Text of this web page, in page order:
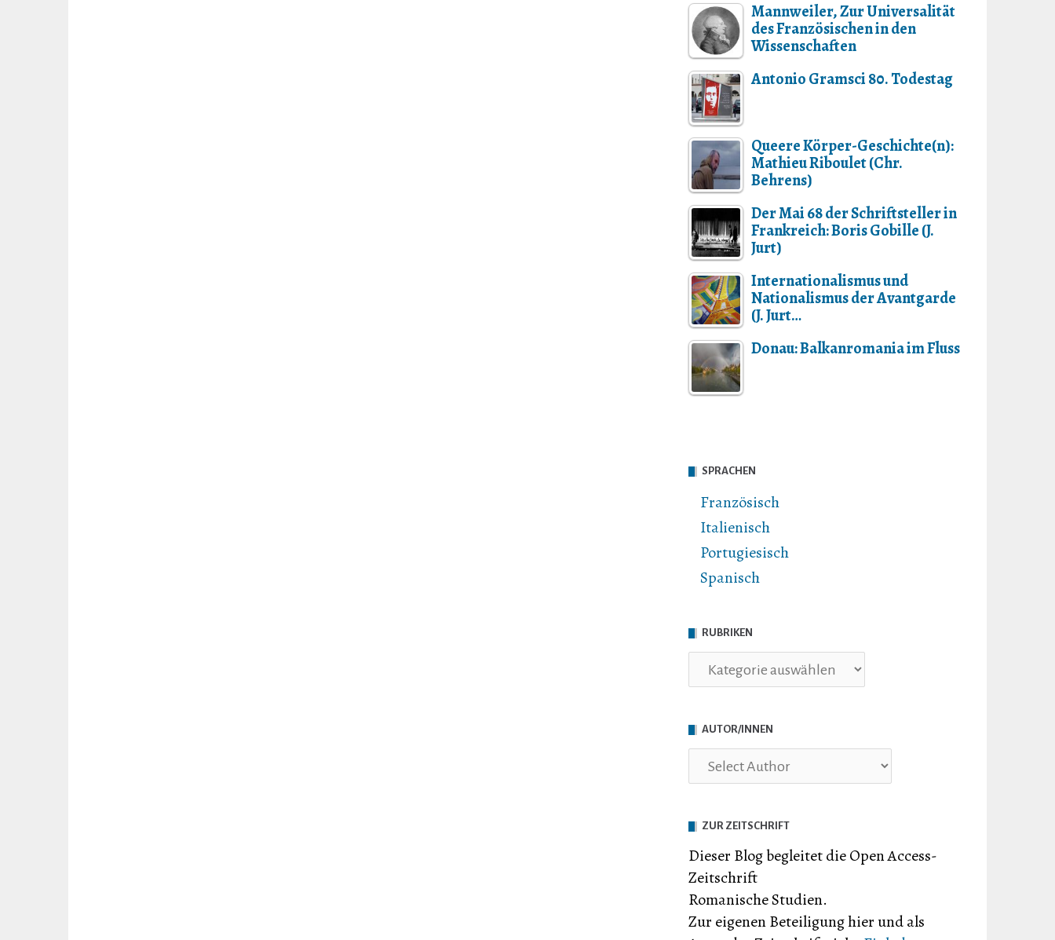
Mannweiler, Zur Universalität
des Französischen in den
Wissenschaften
Antonio Gramsci 80. Todestag
Queere Körper-Geschichte(n):
Mathieu Riboulet (Chr.
Behrens)
Der Mai 68 der Schriftsteller in
Frankreich: Boris Gobille (J.
Jurt)
Internationalismus und
Nationalismus der Avantgarde
(J. Jurt…
Donau: Balkanromania im Fluss
SPRACHEN
Französisch
Italienisch
Portugiesisch
Spanisch
RUBRIKEN
Rubriken
AUTOR/INNEN
ZUR ZEITSCHRIFT
Dieser Blog begleitet die Open Access-
Zeitschrift
Romanische Studien.
Zur eigenen Beteiligung hier und als